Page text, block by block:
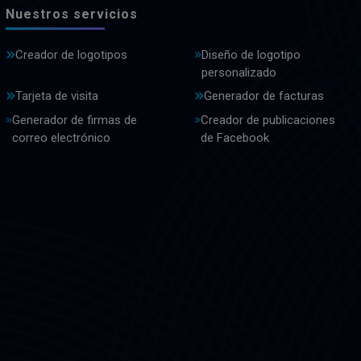
Nuestros servicios
Creador de logotipos
Diseño de logotipo
personalizado
Tarjeta de visita
Generador de facturas
Generador de firmas de
correo electrónico
Creador de publicaciones
de Facebook